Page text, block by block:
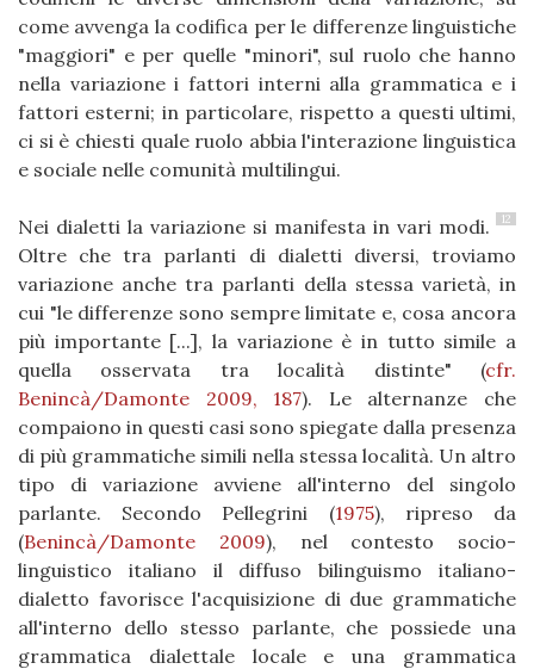
come avvenga la codifica per le differenze linguistiche
"maggiori" e per quelle "minori", sul ruolo che hanno
nella variazione i fattori interni alla grammatica e i
fattori esterni; in particolare, rispetto a questi ultimi,
ci si è chiesti quale ruolo abbia l'interazione linguistica
e sociale nelle comunità multilingui.
12
Nei dialetti la variazione si manifesta in vari modi.
Oltre che tra parlanti di dialetti diversi, troviamo
variazione anche tra parlanti della stessa varietà, in
cui "le differenze sono sempre limitate e, cosa ancora
più importante [...], la variazione è in tutto simile a
quella osservata tra località distinte" (cfr.
Benincà/Damonte 2009, 187). Le alternanze che
compaiono in questi casi sono spiegate dalla presenza
di più grammatiche simili nella stessa località. Un altro
tipo di variazione avviene all'interno del singolo
parlante. Secondo Pellegrini (1975), ripreso da
(Benincà/Damonte 2009), nel contesto socio-
linguistico italiano il diffuso bilinguismo italiano-
dialetto favorisce l'acquisizione di due grammatiche
all'interno dello stesso parlante, che possiede una
grammatica dialettale locale e una grammatica